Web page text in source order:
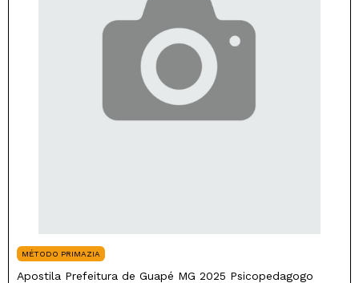
MÉTODO PRIMAZIA
Apostila Prefeitura de Guapé MG 2025 Psicopedagogo